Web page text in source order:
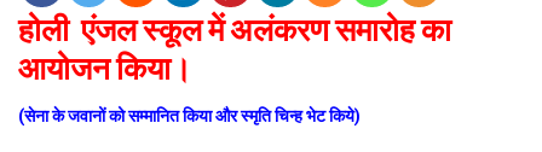
होली एंजल स्कूल में अलंकरण समारोह का
आयोजन किया।
(सेना के जवानों को सम्मानित किया और स्मृति चिन्ह भेट किये)